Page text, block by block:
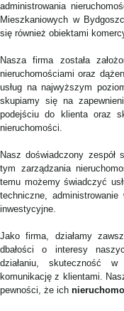
administrowania
Mieszkaniowych w
się również obiektami
Nasza firma została
nieruchomościami oraz
usług na najwyższym
skupiamy się na
podejściu do klienta oraz
nieruchomości.
Nasz doświadczony
tym zarządzania
temu możemy świadczyć
techniczne,
inwestycyjne.
Jako firma, działamy
dbałości o interesy
działaniu, skuteczność w
komunikację z klientami.
pewności, że ich